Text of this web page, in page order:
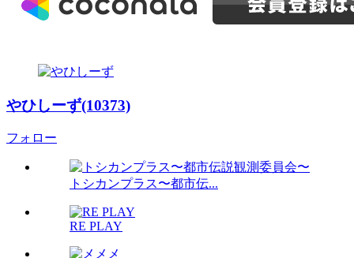
やひしーず(10373)
フォロー
トシカンプラス〜都市伝...
RE PLAY